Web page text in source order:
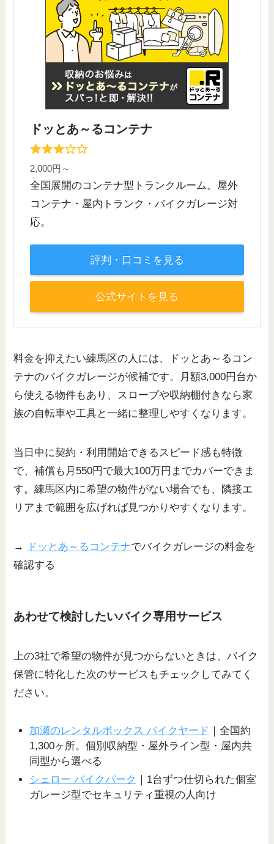
ドッとあ～るコンテナ
2,000円～
全国展開のコンテナ型トランクルーム。屋外
コンテナ・屋内トランク・バイクガレージ対
応。
評判・口コミを見る
公式サイトを見る
料金を抑えたい練馬区の人には、ドッとあ～るコン
テナのバイクガレージが候補です。月額3,000円台か
ら使える物件もあり、スロープや収納棚付きなら家
族の自転車や工具と一緒に整理しやすくなります。
当日中に契約・利用開始できるスピード感も特徴
で、補償も月550円で最大100万円までカバーできま
す。練馬区内に希望の物件がない場合でも、隣接エ
リアまで範囲を広げれば見つかりやすくなります。
→ ドッとあ～るコンテナでバイクガレージの料金を
確認する
あわせて検討したいバイク専用サービス
上の3社で希望の物件が見つからないときは、バイク
保管に特化した次のサービスもチェックしてみてく
ださい。
加瀬のレンタルボックス バイクヤード
｜全国約
1,300ヶ所。個別収納型・屋外ライン型・屋内共
同型から選べる
シェロー バイクパーク ｜1台ずつ仕切られた個室
ガレージ型でセキュリティ重視の人向け